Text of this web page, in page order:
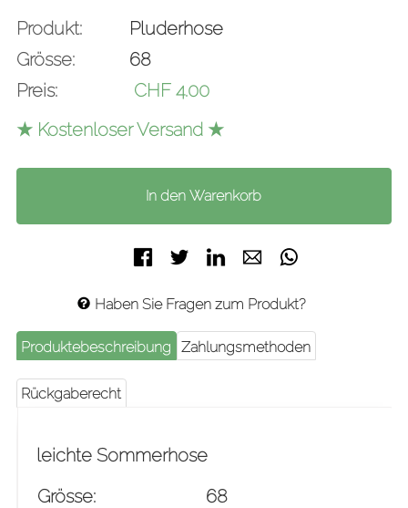
Produkt:
Pluderhose
Grösse:
68
Preis:
CHF4.00
★ Kostenloser Versand ★
FacebookTwitterLinkedIn
E-mail
Haben Sie Fragen zum Produkt?
Produktebeschreibung Zahlungsmethoden
Rückgaberecht
leichte Sommerhose
Grösse:
68